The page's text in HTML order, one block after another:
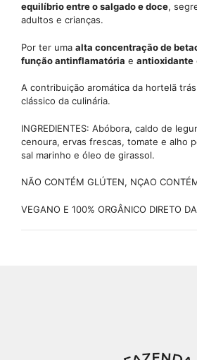
equilíbrio entre o salgado e doce,
adultos e crianças.
Por ter uma alta concentração de
função antinflamatória e antioxidante
A contribuição aromática da hortelã
clássico da culinária.
INGREDIENTES: Abóbora, caldo de
cenoura, ervas frescas, tomate e alho
sal marinho e óleo de girassol.
NÃO CONTÉM GLÚTEN, NÇAO
VEGANO E 100% ORGÂNICO DIRETO